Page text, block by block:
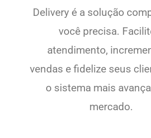
Delivery é a solução
você precisa.
atendimento,
vendas e fidelize seus
o sistema mais
mercado.